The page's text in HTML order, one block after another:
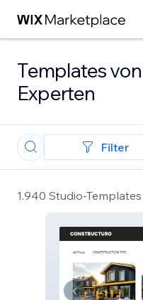
Templates
Experten
Filter
1.940 Studio-Templates